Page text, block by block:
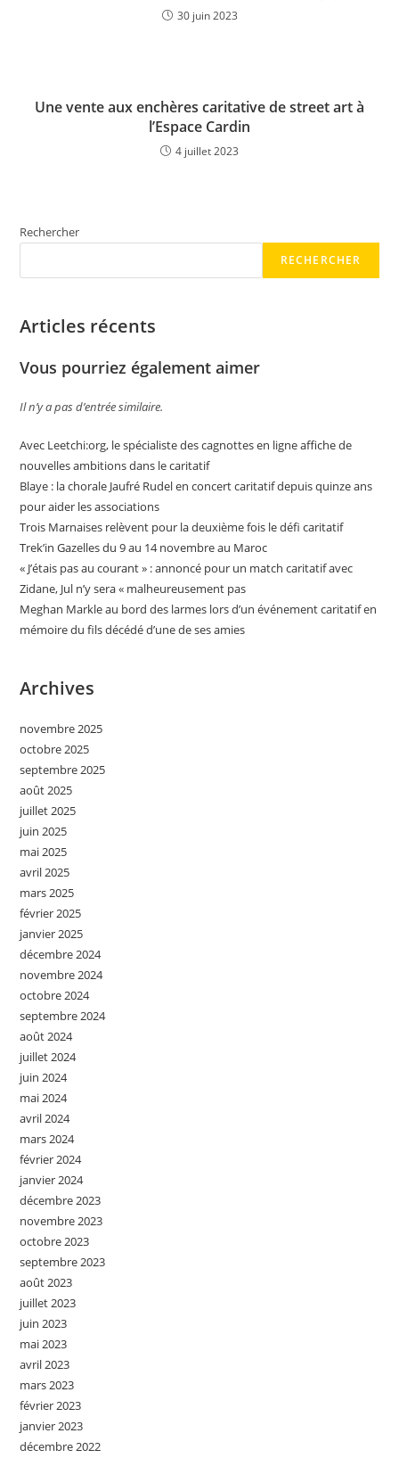
30 juin 2023
Une vente aux enchères caritative de street art à
l’Espace Cardin
4 juillet 2023
Rechercher
RECHERCHER
Articles récents
Vous pourriez également aimer
Il n’y a pas d’entrée similaire.
Avec Leetchi:org, le spécialiste des cagnottes en ligne affiche de
nouvelles ambitions dans le caritatif
Blaye : la chorale Jaufré Rudel en concert caritatif depuis quinze ans
pour aider les associations
Trois Marnaises relèvent pour la deuxième fois le défi caritatif
Trek’in Gazelles du 9 au 14 novembre au Maroc
« J’étais pas au courant » : annoncé pour un match caritatif avec
Zidane, Jul n’y sera « malheureusement pas
Meghan Markle au bord des larmes lors d’un événement caritatif en
mémoire du fils décédé d’une de ses amies
Archives
novembre 2025
octobre 2025
septembre 2025
août 2025
juillet 2025
juin 2025
mai 2025
avril 2025
mars 2025
février 2025
janvier 2025
décembre 2024
novembre 2024
octobre 2024
septembre 2024
août 2024
juillet 2024
juin 2024
mai 2024
avril 2024
mars 2024
février 2024
janvier 2024
décembre 2023
novembre 2023
octobre 2023
septembre 2023
août 2023
juillet 2023
juin 2023
mai 2023
avril 2023
mars 2023
février 2023
janvier 2023
décembre 2022